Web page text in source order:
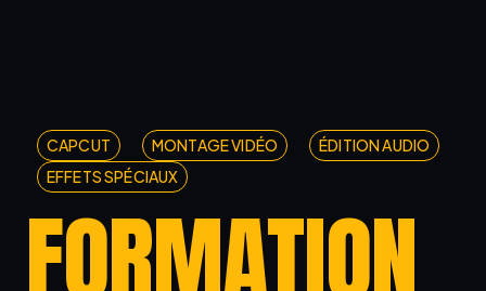
CAPCUT MONTAGE VIDÉO
ÉDITION AUDIO
EFFETS SPÉCIAUX
FORMATION